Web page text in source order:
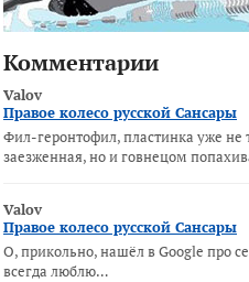
Комментарии
Valov
Правое колесо русской Сансары
Фил-геронтофил, пластинка уже не
заезженная, но и говнецом
Valov
Правое колесо русской Сансары
О, прикольно, нашёл в Google про
всегда люблю…